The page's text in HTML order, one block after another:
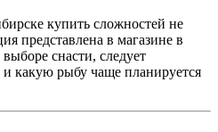
купить сложностей не
представлена в магазине в
снасти, следует
какую рыбу чаще планируется